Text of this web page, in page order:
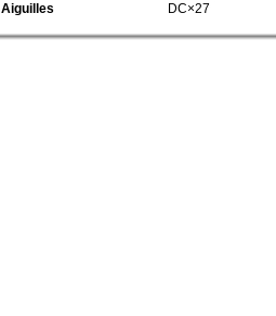
Aiguilles
DC×27